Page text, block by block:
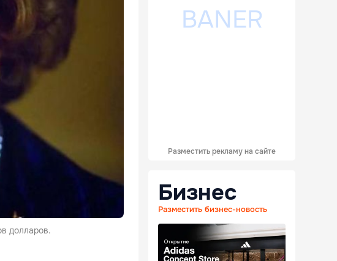
долларов.
Разместить рекламу на сайте
Бизнес
Разместить бизнес-новость